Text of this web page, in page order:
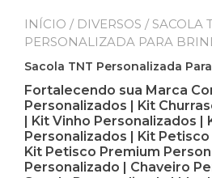
INÍCIO / DIVERSOS / SACOLA
PERSONALIZADA PARA
Sacola TNT Personalizada
Fortalecendo sua Marca
Personalizados | Kit
| Kit Vinho Personalizados |
Personalizados | Kit
Kit Petisco Premium
Personalizado | Chaveiro